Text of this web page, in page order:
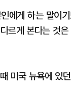
에게 하는 말이
르게 본다는 것
미국 뉴욕에 있